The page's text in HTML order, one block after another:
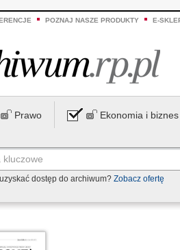
POZNAJ NASZE PRODUKTY E-
Prawo Ekonomia i biznes
dostęp do archiwum? Zobacz ofertę